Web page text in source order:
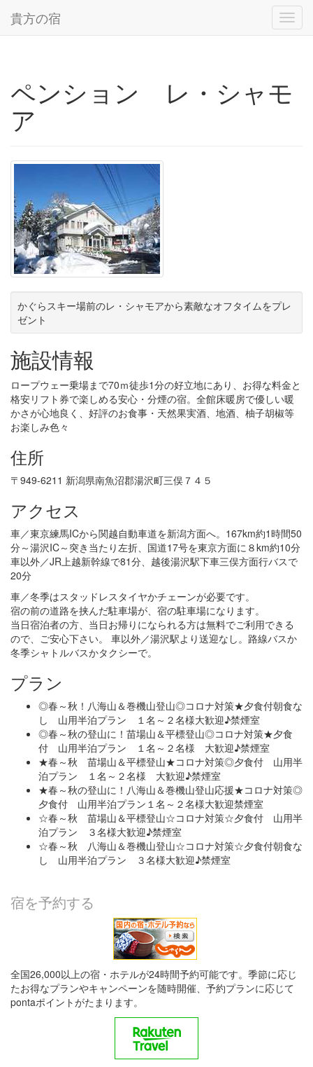
貴方の宿
ペンション レ・シャモ
ア
かぐらスキー場前のレ・シャモアから素敵なオフタイムをプレ
ゼント
施設情報
ロープウェー乗場まで70ｍ徒歩1分の好立地にあり、お得な料金と
格安リフト券で楽しめる安心・分煙の宿。全館床暖房で優しい暖
かさが心地良く、好評のお食事・天然果実酒、地酒、柚子胡椒等
お楽しみ色々
住所
〒949-6211 新潟県南魚沼郡湯沢町三俣７４５
アクセス
車／東京練馬ICから関越自動車道を新潟方面へ。167km約1時間50
分～湯沢IC～突き当たり左折、国道17号を東京方面に８km約10分
車以外／JR上越新幹線で81分、越後湯沢駅下車三俣方面行バスで
20分
車／冬季はスタッドレスタイヤかチェーンが必要です。
宿の前の道路を挟んだ駐車場が、宿の駐車場になります。
当日宿泊者の方、当日お帰りになられる方は無料でご利用できる
ので、ご安心下さい。 車以外／湯沢駅より送迎なし。路線バスか
冬季シャトルバスかタクシーで。
プラン
◎春～秋！八海山＆巻機山登山◎コロナ対策★夕食付朝食な
し 山用半泊プラン １名～２名様大歓迎♪禁煙室
◎春～秋の登山に！苗場山＆平標登山◎コロナ対策★夕食
付 山用半泊プラン １名～２名様 大歓迎♪禁煙室
★春～秋 苗場山＆平標登山★コロナ対策◎夕食付 山用半
泊プラン １名～２名様 大歓迎♪禁煙室
★春～秋の登山に！八海山＆巻機山登山応援★コロナ対策◎
夕食付 山用半泊プラン１名～２名様大歓迎禁煙室
☆春～秋 苗場山＆平標登山☆コロナ対策☆夕食付 山用半
泊プラン ３名様大歓迎♪禁煙室
☆春～秋 八海山＆巻機山登山☆コロナ対策☆夕食付朝食な
し 山用半泊プラン ３名様大歓迎♪禁煙室
宿を予約する
全国26,000以上の宿・ホテルが24時間予約可能です。季節に応じ
たお得なプランやキャンペーンを随時開催、予約プランに応じて
pontaポイントがたまります。